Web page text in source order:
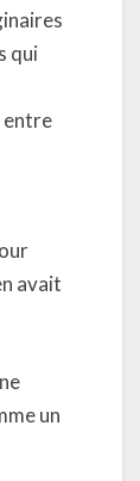
qui
entre
avait
un